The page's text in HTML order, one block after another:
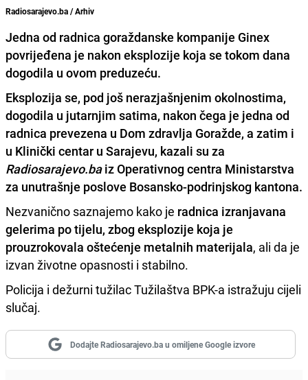
Radiosarajevo.ba / Arhiv
Jedna od radnica goraždanske kompanije Ginex
povrijeđena je nakon eksplozije koja se tokom dana
dogodila u ovom preduzeću.
Eksplozija se, pod još nerazjašnjenim okolnostima,
dogodila u jutarnjim satima, nakon čega je jedna od
radnica prevezena u Dom zdravlja Goražde, a zatim i
u Klinički centar u Sarajevu, kazali su za
Radiosarajevo.baiz Operativnog centra Ministarstva
za unutrašnje poslove Bosansko-podrinjskog kantona.
Nezvanično saznajemo kako je radnica izranjavana
gelerima po tijelu, zbog eksplozije koja je
prouzrokovala oštećenje metalnih materijala, ali da je
izvan životne opasnosti i stabilno.
Policija i dežurni tužilac Tužilaštva BPK-a istražuju cijeli
slučaj.
Dodajte Radiosarajevo.ba u omiljene Google izvore